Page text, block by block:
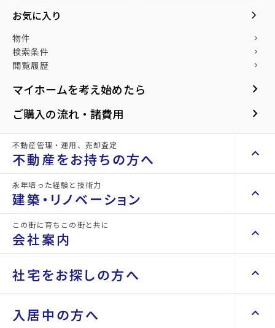
レンタルオフィス keyboard_arrow_right
貸会議室
月極駐車場 open_in_new
お気に入り keyboard_arrow_right
物件 keyboard_arrow_right
検索条件 keyboard_arrow_right
閲覧履歴 keyboard_arrow_right
マイホームを考え始めたら keyboard_arrow_right
ご購入の流れ・諸費用 keyboard_arrow_right
不動産管理・運用、売却査定
不動産をお持ちの方へ keyboard_arrow_up
不動産をお持ちの方へ keyboard_arrow_right
山一地所の賃貸管理
不動産を貸すまでの流れ
空き家サポートサービス
不動産を売却したい keyboard_arrow_right
永年培った経験と技術力
建築・リノベーション keyboard_arrow_up
建築・リノベーション keyboard_arrow_right
Renotta（リノッタ） keyboard_arrow_right
この街に育ちこの街と共に
会社案内 keyboard_arrow_up
会社案内 keyboard_arrow_right
会社概要・沿革 keyboard_arrow_right
社宅をお探しの方へ keyboard_arrow_up
社宅をお探しの方へ keyboard_arrow_right
入居中の方へ keyboard_arrow_up
物件の特徴
●長期優良住宅認定・住宅性能評価書W取
得の安心住宅
●オール電化×ZEH水準。快適性と省エネ
●地震に備えた耐震等級3・制震ダンパー
採用
●毎日のお買物に便利なザ・ビッグ仙台南
光台店は徒歩3分の近さ